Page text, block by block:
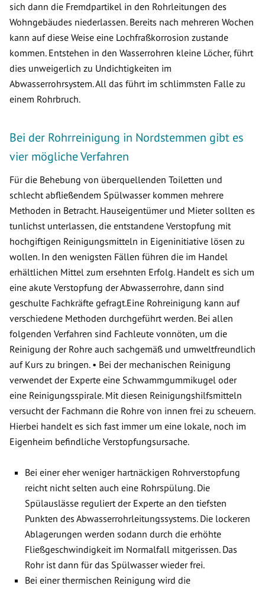
sich dann die Fremdpartikel in den Rohrleitungen des
Wohngebäudes niederlassen. Bereits nach mehreren Wochen
kann auf diese Weise eine Lochfraßkorrosion zustande
kommen. Entstehen in den Wasserrohren kleine Löcher, führt
dies unweigerlich zu Undichtigkeiten im
Abwasserrohrsystem. All das führt im schlimmsten Falle zu
einem Rohrbruch.
Bei der Rohrreinigung in Nordstemmen gibt es
vier mögliche Verfahren
Für die Behebung von überquellenden Toiletten und
schlecht abfließendem Spülwasser kommen mehrere
Methoden in Betracht. Hauseigentümer und Mieter sollten es
tunlichst unterlassen, die entstandene Verstopfung mit
hochgiftigen Reinigungsmitteln in Eigeninitiative lösen zu
wollen. In den wenigsten Fällen führen die im Handel
erhältlichen Mittel zum ersehnten Erfolg. Handelt es sich um
eine akute Verstopfung der Abwasserrohre, dann sind
geschulte Fachkräfte gefragt.Eine Rohreinigung kann auf
verschiedene Methoden durchgeführt werden. Bei allen
folgenden Verfahren sind Fachleute vonnöten, um die
Reinigung der Rohre auch sachgemäß und umweltfreundlich
auf Kurs zu bringen. • Bei der mechanischen Reinigung
verwendet der Experte eine Schwammgummikugel oder
eine Reinigungsspirale. Mit diesen Reinigungshilfsmitteln
versucht der Fachmann die Rohre von innen frei zu scheuern.
Hierbei handelt es sich fast immer um eine lokale, noch im
Eigenheim befindliche Verstopfungsursache.
Bei einer eher weniger hartnäckigen Rohrverstopfung
reicht nicht selten auch eine Rohrspülung. Die
Spülauslässe reguliert der Experte an den tiefsten
Punkten des Abwasserrohrleitungssystems. Die lockeren
Ablagerungen werden sodann durch die erhöhte
Fließgeschwindigkeit im Normalfall mitgerissen. Das
Rohr ist dann für das Spülwasser wieder frei.
Bei einer thermischen Reinigung wird die